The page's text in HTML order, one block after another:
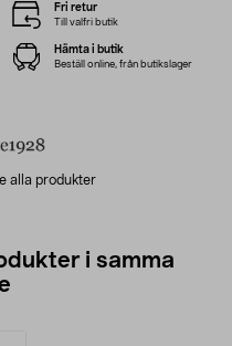
alla produkter
Fri retur
Till valfri butik
Hämta i butik
Beställ online, från butikslager
i samma